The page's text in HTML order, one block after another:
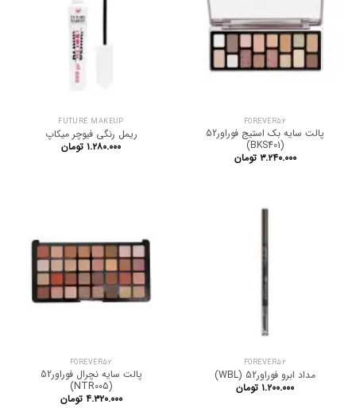
FOREVER52
پالت سایه بک استیج فوراور52
(BKS401)
۳.۲۴۰.۰۰۰ تومان
FUTURE MAKEUP
ریمل رنگی فیوچر میکاپ
۱.۲۸۰.۰۰۰ تومان
FOREVER52
مداد ابرو فوراور52 (WBL)
۱.۲۰۰.۰۰۰ تومان
FOREVER52
پالت سایه نچرال فوراور52
(NTR005)
۴.۳۲۰.۰۰۰ تومان